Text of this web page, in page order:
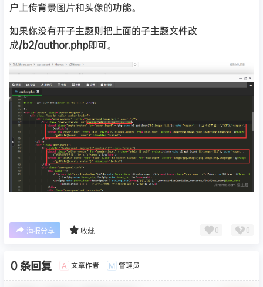
户上传背景图片和头像的功能。
如果你没有开子主题则把上面的子主题文件改
成/b2/author.php即可。
海报分享 收藏 0 0
0 条回复 A 文章作者 M 管理员